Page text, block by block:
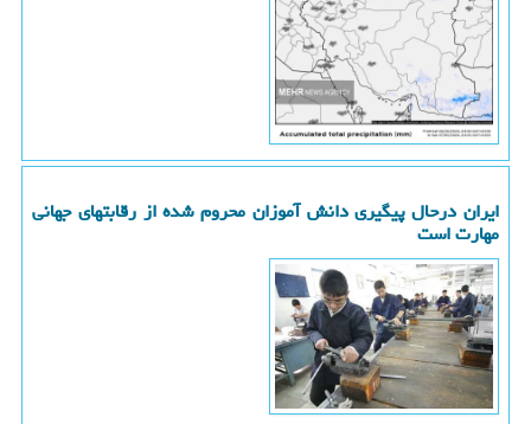
ایران درحال پیگیری دانش آموزان محروم شده از رقابتهای جهانی
مهارت است